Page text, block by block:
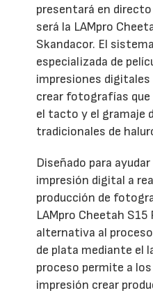
presentará en
será la LAMpro
Skandacor. El
especializada de
impresiones digitales
crear fotografías que
el tacto y el gramaje
tradicionales de
Diseñado para
impresión digital a
producción de
LAMpro Cheetah
alternativa al
de plata mediante el
proceso permite a
impresión crear